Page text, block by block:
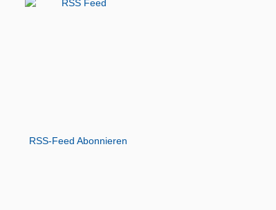
RSS-Feed Abonnieren